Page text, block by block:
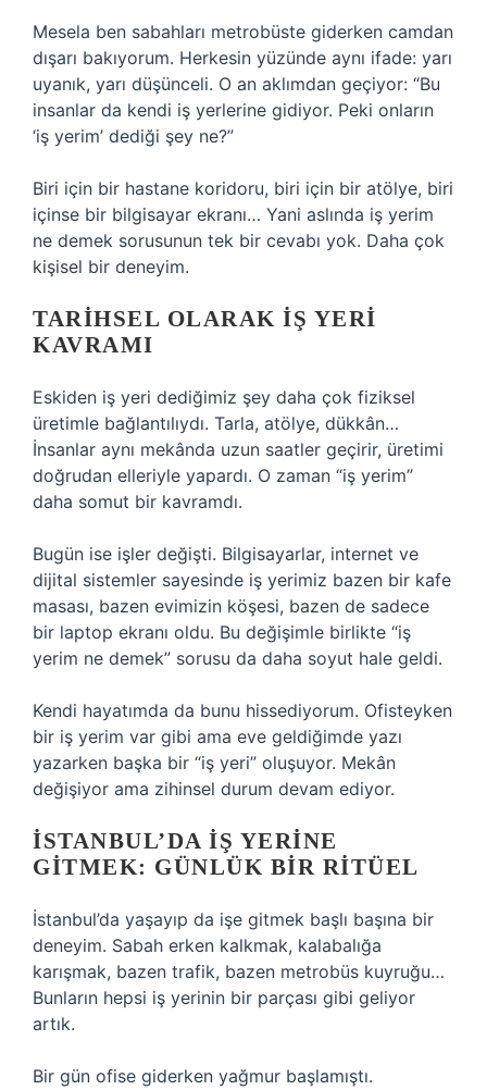
Mesela ben sabahları metrobüste giderken camdan
dışarı bakıyorum. Herkesin yüzünde aynı ifade: yarı
uyanık, yarı düşünceli. O an aklımdan geçiyor: “Bu
insanlar da kendi iş yerlerine gidiyor. Peki onların
‘iş yerim’ dediği şey ne?”
Biri için bir hastane koridoru, biri için bir atölye, biri
içinse bir bilgisayar ekranı… Yani aslında iş yerim
ne demek sorusunun tek bir cevabı yok. Daha çok
kişisel bir deneyim.
TARIHSEL OLARAK IŞ YERI
KAVRAMI
Eskiden iş yeri dediğimiz şey daha çok fiziksel
üretimle bağlantılıydı. Tarla, atölye, dükkân…
İnsanlar aynı mekânda uzun saatler geçirir, üretimi
doğrudan elleriyle yapardı. O zaman “iş yerim”
daha somut bir kavramdı.
Bugün ise işler değişti. Bilgisayarlar, internet ve
dijital sistemler sayesinde iş yerimiz bazen bir kafe
masası, bazen evimizin köşesi, bazen de sadece
bir laptop ekranı oldu. Bu değişimle birlikte “iş
yerim ne demek” sorusu da daha soyut hale geldi.
Kendi hayatımda da bunu hissediyorum. Ofisteyken
bir iş yerim var gibi ama eve geldiğimde yazı
yazarken başka bir “iş yeri” oluşuyor. Mekân
değişiyor ama zihinsel durum devam ediyor.
İSTANBUL’DA IŞ YERINE
GITMEK: GÜNLÜK BIR RITÜEL
İstanbul’da yaşayıp da işe gitmek başlı başına bir
deneyim. Sabah erken kalkmak, kalabalığa
karışmak, bazen trafik, bazen metrobüs kuyruğu…
Bunların hepsi iş yerinin bir parçası gibi geliyor
artık.
Bir gün ofise giderken yağmur başlamıştı.